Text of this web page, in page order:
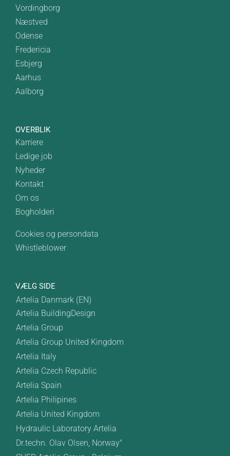
Vordingborg
Næstved
Odense
Fredericia
Esbjerg
Aarhus
Aalborg
OVERBLIK
Karriere
Ledige job
Nyheder
Kontakt
Om os
Bogholderi
Cookies og persondata
Whistleblower
VÆLG SIDE
Artelia Danmark (EN)
Artelia BuildingDesign
Artelia Group
Artelia Group United Kingdom
Artelia Italy
Artelia Czech Republic
Artelia Spain
Artelia Philipines
Artelia United Kingdom
Hydraulic Laboratory Artelia
Dr.techn. Olav Olsen, Norway"